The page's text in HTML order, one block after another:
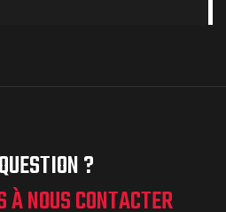
?
NOUS CONTACTER